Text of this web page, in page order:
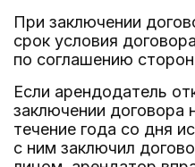
При заключении
срок условия
по соглашению
Если арендодатель
заключении договора
течение года со дня
с ним заключил